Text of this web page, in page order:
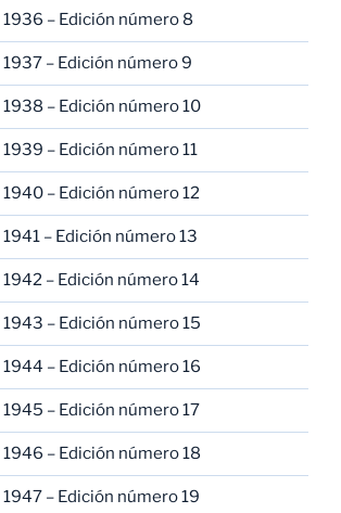
– Edición número 8
– Edición número 9
– Edición número 10
– Edición número 11
– Edición número 12
– Edición número 13
– Edición número 14
– Edición número 15
– Edición número 16
– Edición número 17
– Edición número 18
– Edición número 19